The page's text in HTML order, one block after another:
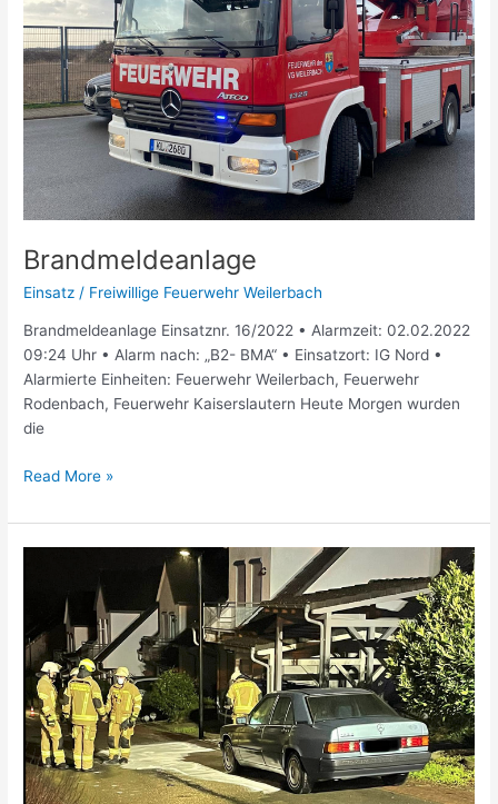
Brandmeldeanlage
Einsatz / Freiwillige Feuerwehr Weilerbach
Brandmeldeanlage Einsatznr. 16/2022 • Alarmzeit: 02.02.2022
09:24 Uhr • Alarm nach: „B2- BMA“ • Einsatzort: IG Nord •
Alarmierte Einheiten: Feuerwehr Weilerbach, Feuerwehr
Rodenbach, Feuerwehr Kaiserslautern Heute Morgen wurden
die
Read More »
Betriebsstoffe